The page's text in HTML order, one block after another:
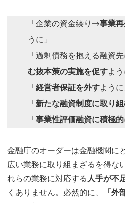
「企業の資金繰り→事業
うに」
「過剰債務を抱える融資
む抜本策の実施を促すよう
「 経営者保証を外すように
「 新たな融資制度に取り
「 事業性評価融資に積極
金融庁のオーダーは金融機関に
広い業務に取り組まざるを得な
れらの業務に対応する 人手が不
くありません。必然的に、
「外